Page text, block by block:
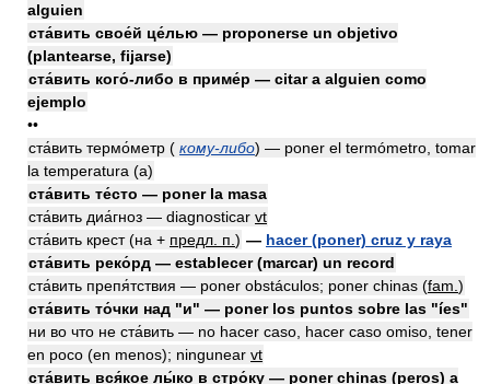
alguien
ста́вить свое́й це́лью — proponerse un objetivo
(plantearse, fijarse)
ста́вить кого́-либо в приме́р — citar a alguien como
ejemplo
••
ста́вить термо́метр ( кому-либо) — poner el termómetro, tomar
la temperatura (a)
ста́вить те́сто — poner la masa
ста́вить диа́гноз — diagnosticar vt
ста́вить крест (на + предл. п. ) — hacer (poner) cruz y raya
ста́вить реко́рд — establecer (marcar) un record
ста́вить препя́тствия — poner obstáculos; poner chinas (fam. )
ста́вить то́чки над "и" — poner los puntos sobre las "íes"
ни во что не ста́вить — no hacer caso, hacer caso omiso, tener
en poco (en menos); ningunear vt
ста́вить вся́кое лы́ко в стро́ку — poner chinas (peros) a